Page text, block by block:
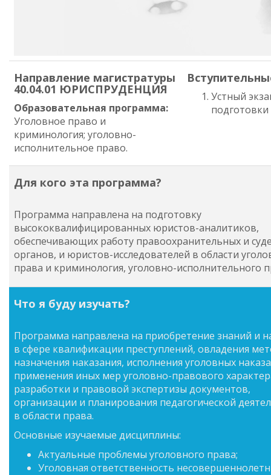
Направление магистратуры
40.04.01 ЮРИСПРУДЕНЦИЯ
Образовательная программа:
Уголовное право и
криминология; уголовно-
исполнительное право.
Устный
Для кого эта программа?
Программа направлена на подготовку
высококвалифицированных юристов-аналитиков,
обеспечивающих работу правоохранительных и
органов, и юристов-исследователей в области
права и криминология, уголовно-исполнительного
Что я буду изучать?
Программа направлена на приобретение знаний и
в сфере квалификации преступлений, овладения
назначения наказания, исполнения уголовных
применения иных мер уголовно-правового
разработки и правовой экспертизы документов,
организации и планирования педагогической
в области права.
Основные изучаемые дисциплины:
Актуальные проблемы уголовного права;
Уголовная ответственность